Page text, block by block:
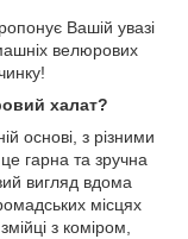
Вашій увазі
велюрових
халат?
основі, з різними
гарна та зручна
вигляд вдома
місцях
з коміром,